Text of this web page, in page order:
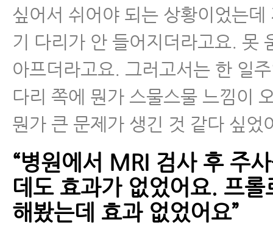
싶어서 쉬어야 되는 상황이었는데
기 다리가 안 들어지더라고요. 못
아프더라고요. 그러고서는 한 일
다리 쪽에 뭔가 스물스물 느낌이
뭔가 큰 문제가 생긴 것 같다 싶었
“병원에서 MRI 검사 후 주
데도 효과가 없었어요. 프롤
해봤는데 효과 없었어요”